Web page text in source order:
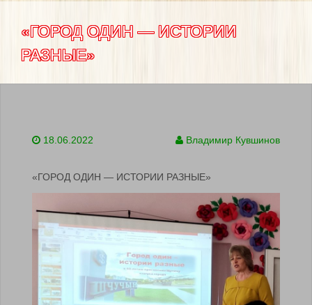
«ГОРОД ОДИН — ИСТОРИИ
РАЗНЫЕ»
18.06.2022 Владимир Кувшинов
«ГОРОД ОДИН — ИСТОРИИ РАЗНЫЕ»